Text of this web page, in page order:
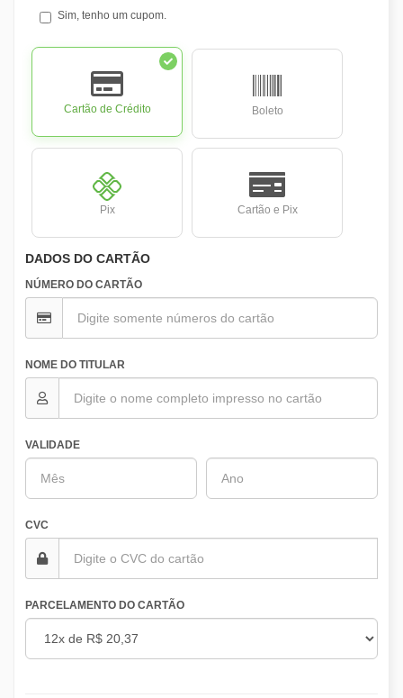
Sim, tenho um cupom.
Cartão de Crédito Boleto
Pix Cartão e Pix
DADOS DO CARTÃO
NÚMERO DO CARTÃO
NOME DO TITULAR
VALIDADE
CVC
PARCELAMENTO DO CARTÃO